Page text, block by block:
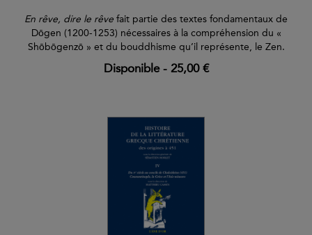
En rêve, dire le rêve fait partie des textes fondamentaux de
Dōgen (1200-1253) nécessaires à la compréhension du «
Shōbōgenzō » et du bouddhisme qu’il représente, le Zen.
Disponible- 25,00 €